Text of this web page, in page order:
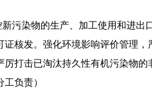
污染物的生产、加工使用和进出
核发。强化环境影响评价管理
打击已淘汰持久性有机污染物
负责）